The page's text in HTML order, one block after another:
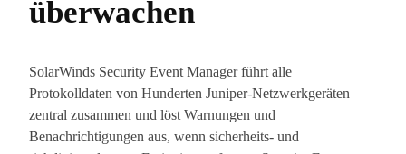
überwachen
SolarWinds Security Event Manager führt alle
Protokolldaten von Hunderten Juniper-Netzwerkgeräten
zentral zusammen und löst Warnungen und
Benachrichtigungen aus, wenn sicherheits- und